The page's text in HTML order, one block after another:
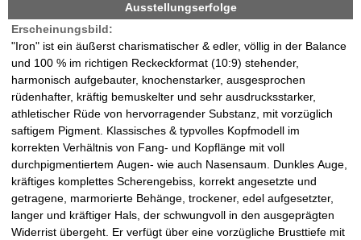
e
W
a
l
d
-
i
e
r
R
e
i
t
e
r
)
Ausstellungserfolge
Erscheinungsbild:
"Iron" ist ein äußerst charismatischer & edler, völlig in der Balance
und 100 % im richtigen Reckeckformat (10:9) stehender,
harmonisch aufgebauter, knochenstarker, ausgesprochen
rüdenhafter, kräftig bemuskelter und sehr ausdrucksstarker,
athletischer Rüde von hervorragender Substanz, mit vorzüglich
saftigem Pigment. Klassisches & typvolles Kopfmodell im
korrekten Verhältnis von Fang- und Kopflänge mit voll
durchpigmentiertem Augen- wie auch Nasensaum. Dunkles Auge,
kräftiges komplettes Scherengebiss, korrekt angesetzte und
getragene, marmorierte Behänge, trockener, edel aufgesetzter,
langer und kräftiger Hals, der schwungvoll in den ausgeprägten
Widerrist übergeht. Er verfügt über eine vorzügliche Brusttiefe mit